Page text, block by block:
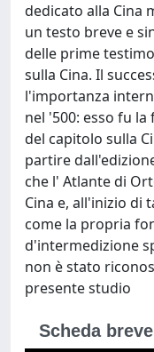
dedicato alla Cina
un testo breve e
delle prime
sulla Cina. Il
l'importanza
nel '500: esso fu
del capitolo sulla
partire
che l' Atlante di
Cina e, all'inizio di
come la propria
d'intermedizione
non è stato
presente studio
Scheda breve